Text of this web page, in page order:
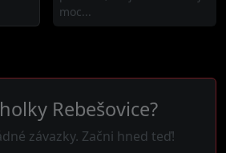
moc...
Rebešovice?
závazky. Začni hned teď!